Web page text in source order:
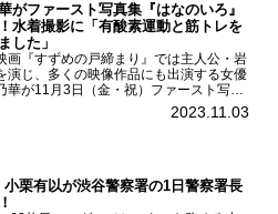
がファースト写真集『はなのいろ』
水着撮影に「有酸素運動と筋トレを
した」
画『すずめの戸締まり』では主人公・岩
演じ、多くの映像作品にも出演する女優
華が11月3日（金・祝）ファースト写真
のいろ』発売記念イベントを
SHIBUYAで開催した。原菜乃華フ
2023.11.03
小栗有以が渋谷警察署の1日警察署長